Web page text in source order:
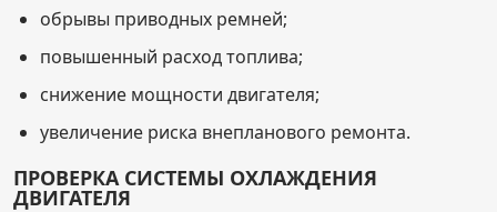
обрывы приводных ремней;
повышенный расход топлива;
снижение мощности двигателя;
увеличение риска внепланового ремонта.
ПРОВЕРКА СИСТЕМЫ ОХЛАЖДЕНИЯ
ДВИГАТЕЛЯ